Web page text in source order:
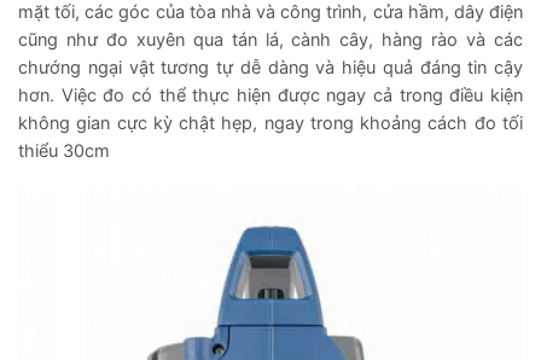
mặt tối, các góc của tòa nhà và công trình, cửa hầm, dây điện
cũng như đo xuyên qua tán lá, cành cây, hàng rào và các
chướng ngại vật tương tự dễ dàng và hiệu quả đáng tin cậy
hơn. Việc đo có thể thực hiện được ngay cả trong điều kiện
không gian cực kỳ chật hẹp, ngay trong khoảng cách đo tối
thiểu 30cm